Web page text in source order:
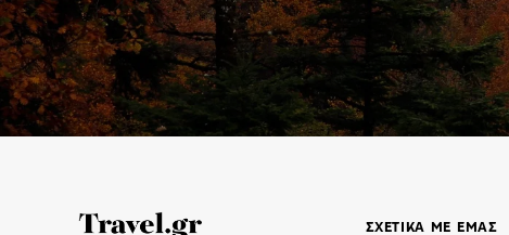
ΣΧΕΤΙΚΑ ΜΕ ΕΜΑΣ